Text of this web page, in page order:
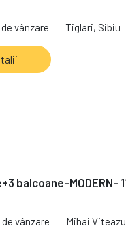
vânzare Tiglari, Sibiu
balcoane-MODERN-
vânzare Mihai